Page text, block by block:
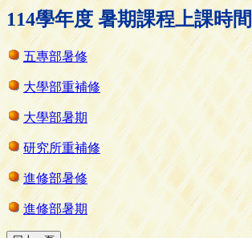
114學年度 暑期課程上課時
五專部暑修
大學部重補修
大學部暑期
研究所重補修
進修部暑修
進修部暑期